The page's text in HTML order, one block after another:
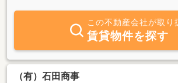
この不動産会社が取り
賃貸物件を探す
（有）石田商事